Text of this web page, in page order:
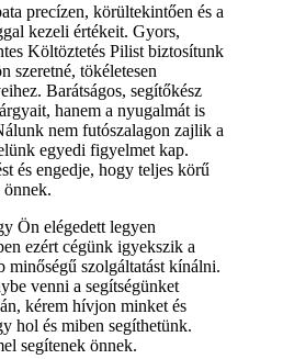
precízen, körültekintően és a
kezeli értékeit. Gyors,
Költöztetés Pilist biztosítunk
szeretné, tökéletesen
Barátságos, segítőkész
hanem a nyugalmát is
nem futószalagon zajlik a
egyedi figyelmet kap.
és engedje, hogy teljes körű
önnek.
Ön elégedett legyen
ezért cégünk igyekszik a
minőségű szolgáltatást kínálni.
venni a segítségünket
kérem hívjon minket és
hol és miben segíthetünk.
segítenek önnek.